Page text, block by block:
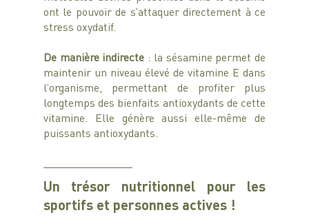
ont le pouvoir de s’attaquer directement à ce
stress oxydatif.
De manière indirecte : la sésamine permet de
maintenir un niveau élevé de vitamine E dans
l’organisme, permettant de profiter plus
longtemps des bienfaits antioxydants de cette
vitamine. Elle génère aussi elle-même de
puissants antioxydants.
Un trésor nutritionnel pour les
sportifs et personnes actives !